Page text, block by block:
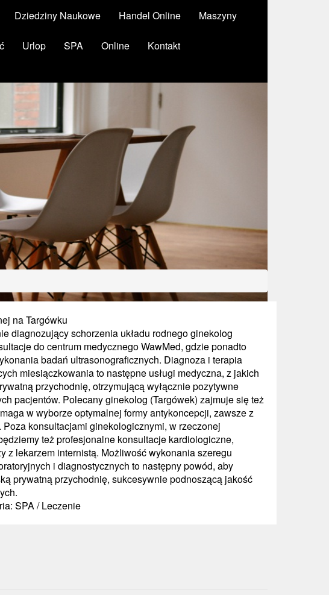
Dziedziny Naukowe Handel Online Maszyny
Urlop SPA Online Kontakt
na Targówku
diagnozujący schorzenia układu rodnego ginekolog
do centrum medycznego WawMed, gdzie ponadto
badań ultrasonograficznych. Diagnoza i terapia
miesiączkowania to następne usługi medyczna, z jakich
przychodnię, otrzymującą wyłącznie pozytywne
pacjentów. Polecany ginekolog (Targówek) zajmuje się też
w wyborze optymalnej formy antykoncepcji, zawsze z
Poza konsultacjami ginekologicznymi, w rzeczonej
też profesjonalne konsultacje kardiologiczne,
z lekarzem internistą. Możliwość wykonania szeregu
i diagnostycznych to następny powód, aby
prywatną przychodnię, sukcesywnie podnoszącą jakość
SPA / Leczenie